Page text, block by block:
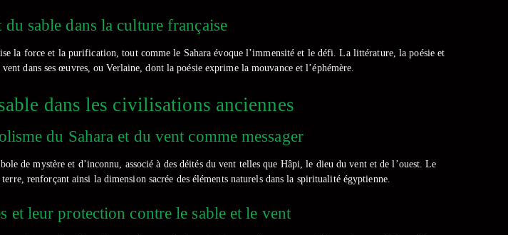
sable dans la culture française
la force et la purification, tout comme le Sahara évoque l’immensité et le défi. La littérature, la poésie et
dans ses œuvres, ou Verlaine, dont la poésie exprime la mouvance et l’éphémère.
dans les civilisations anciennes
du Sahara et du vent comme messager
de mystère et d’inconnu, associé à des déités du vent telles que Hâpi, le dieu du vent et de l’ouest. Le
renforçant ainsi la dimension sacrée des éléments naturels dans la spiritualité égyptienne.
et leur protection contre le sable et le vent